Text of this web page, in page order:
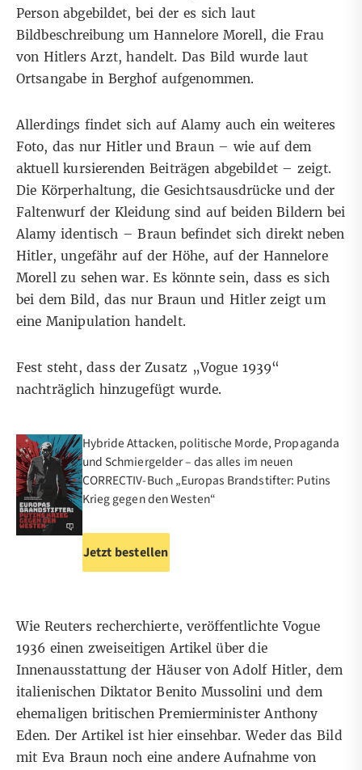
Person abgebildet, bei der es sich laut
Bildbeschreibung um Hannelore Morell, die Frau
von Hitlers Arzt, handelt. Das Bild wurde laut
Ortsangabe in Berghof aufgenommen.
Allerdings findet sich auf Alamy auch einweiteres
Foto, das nur Hitler und Braun – wie auf dem
aktuell kursierenden Beiträgen abgebildet – zeigt.
Die Körperhaltung, die Gesichtsausdrücke und der
Faltenwurf der Kleidung sind auf beiden Bildern bei
Alamy identisch – Braun befindet sich direkt neben
Hitler, ungefähr auf der Höhe, auf der Hannelore
Morell zu sehen war. Es könnte sein, dass es sich
bei dem Bild, das nur Braun und Hitler zeigt um
eine Manipulation handelt.
Fest steht, dass der Zusatz „Vogue 1939“
nachträglich hinzugefügt wurde.
Hybride Attacken, politische Morde, Propaganda
und Schmiergelder – das alles im neuen
CORRECTIV-Buch „Europas Brandstifter: Putins
Krieg gegen den Westen“
Jetzt bestellen
Wie Reutersrecherchierte, veröffentlichte Vogue
1936 einen zweiseitigen Artikel über die
Innenausstattung der Häuser von Adolf Hitler, dem
italienischen Diktator Benito Mussolini und dem
ehemaligen britischen Premierminister Anthony
Eden. Der Artikel isthiereinsehbar. Weder das Bild
mit Eva Braun noch eine andere Aufnahme von